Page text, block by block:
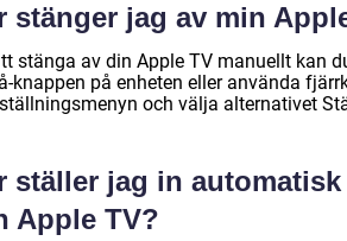
stänger jag av min
stänga av din Apple TV manuellt kan
knappen på enheten eller använda
och välja alternativet
ställer jag in
Apple TV?